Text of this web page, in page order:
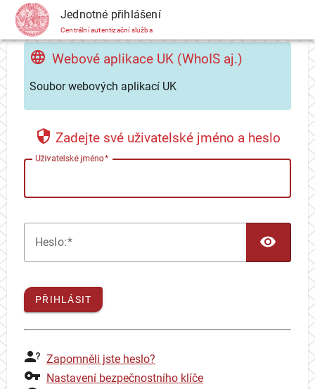
CAS Jednotné přihlášení
Centrální autentizační služba
Webové aplikace UK (WhoIS aj.)
Soubor webových aplikací UK
Zadejte své uživatelské jméno a heslo
Uživatelské jméno
Heslo:
PŘIHLÁSIT
Zapomněli jste heslo?
Nastavení bezpečnostního klíče